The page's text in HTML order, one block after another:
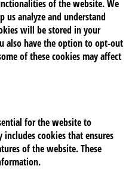
of the website. We
us analyze and understand
will be stored in your
also have the option to opt-out
of these cookies may affect
for the website to
cookies that ensures
of the website. These